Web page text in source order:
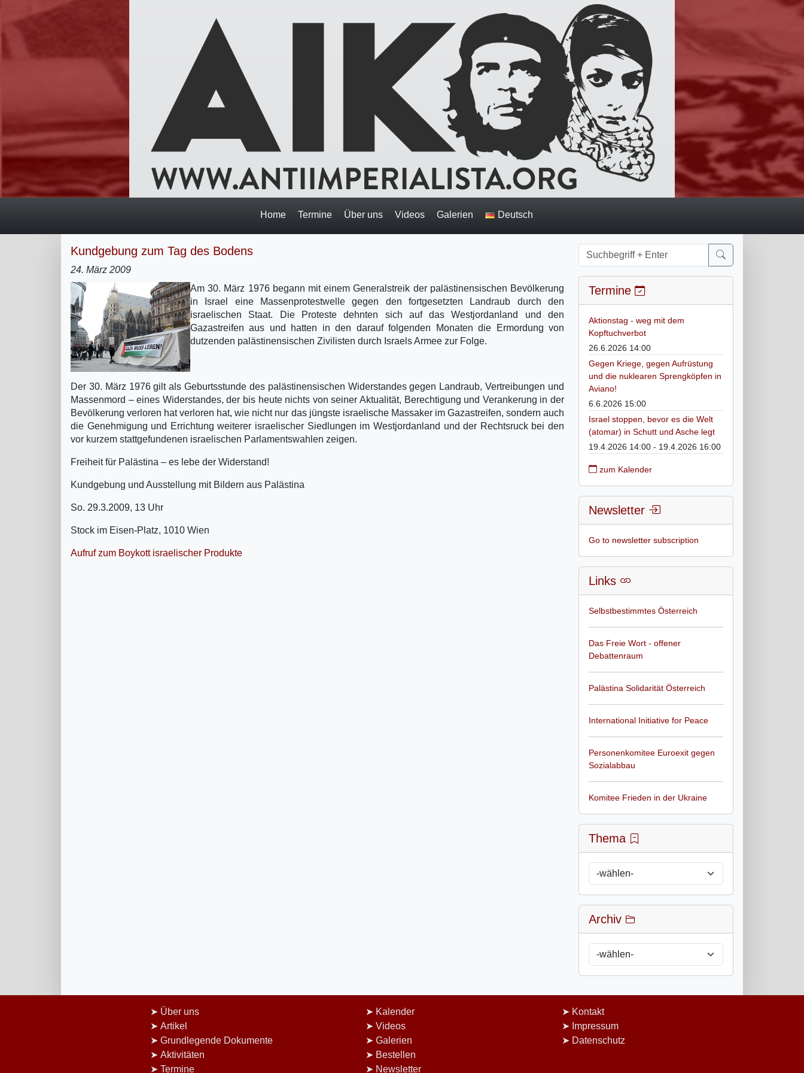
Home Termine Über uns Videos Galerien Deutsch
Kundgebung zum Tag des Bodens
24. März 2009
Am 30. März 1976 begann mit einem Generalstreik der palästinensischen Bevölkerung
in Israel eine Massenprotestwelle gegen den fortgesetzten Landraub durch den
israelischen Staat. Die Proteste dehnten sich auf das Westjordanland und den
Gazastreifen aus und hatten in den darauf folgenden Monaten die Ermordung von
dutzenden palästinensischen Zivilisten durch Israels Armee zur Folge.
Der 30. März 1976 gilt als Geburtsstunde des palästinensischen Widerstandes gegen Landraub, Vertreibungen und
Massenmord – eines Widerstandes, der bis heute nichts von seiner Aktualität, Berechtigung und Verankerung in der
Bevölkerung verloren hat verloren hat, wie nicht nur das jüngste israelische Massaker im Gazastreifen, sondern auch
die Genehmigung und Errichtung weiterer israelischer Siedlungen im Westjordanland und der Rechtsruck bei den
vor kurzem stattgefundenen israelischen Parlamentswahlen zeigen.
Freiheit für Palästina – es lebe der Widerstand!
Kundgebung und Ausstellung mit Bildern aus Palästina
So. 29.3.2009, 13 Uhr
Stock im Eisen-Platz, 1010 Wien
Aufruf zum Boykott israelischer Produkte
Termine
Aktionstag - weg mit dem
Kopftuchverbot
26.6.2026 14:00
Gegen Kriege, gegen Aufrüstung
und die nuklearen Sprengköpfen in
Aviano!
6.6.2026 15:00
Israel stoppen, bevor es die Welt
(atomar) in Schutt und Asche legt
19.4.2026 14:00 - 19.4.2026 16:00
zum Kalender
Newsletter
Go to newsletter subscription
Links
Selbstbestimmtes Österreich
Das Freie Wort - offener
Debattenraum
Palästina Solidarität Österreich
International Initiative for Peace
Personenkomitee Euroexit gegen
Sozialabbau
Komitee Frieden in der Ukraine
Thema
Archiv
Über uns
Artikel
Grundlegende Dokumente
Aktivitäten
Termine
Kalender
Videos
Galerien
Bestellen
Newsletter
Kontakt
Impressum
Datenschutz